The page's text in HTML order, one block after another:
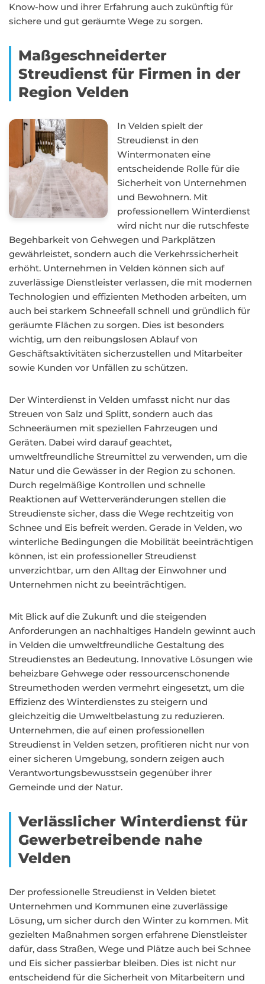
Know-how und ihrer Erfahrung auch zukünftig für
sichere und gut geräumte Wege zu sorgen.
Maßgeschneiderter
Streudienst für Firmen in der
Region Velden
In Velden spielt der
Streudienst in den
Wintermonaten eine
entscheidende Rolle für die
Sicherheit von Unternehmen
und Bewohnern. Mit
professionellem Winterdienst
wird nicht nur die rutschfeste
Begehbarkeit von Gehwegen und Parkplätzen
gewährleistet, sondern auch die Verkehrssicherheit
erhöht. Unternehmen in Velden können sich auf
zuverlässige Dienstleister verlassen, die mit modernen
Technologien und effizienten Methoden arbeiten, um
auch bei starkem Schneefall schnell und gründlich für
geräumte Flächen zu sorgen. Dies ist besonders
wichtig, um den reibungslosen Ablauf von
Geschäftsaktivitäten sicherzustellen und Mitarbeiter
sowie Kunden vor Unfällen zu schützen.
Der Winterdienst in Velden umfasst nicht nur das
Streuen von Salz und Splitt, sondern auch das
Schneeräumen mit speziellen Fahrzeugen und
Geräten. Dabei wird darauf geachtet,
umweltfreundliche Streumittel zu verwenden, um die
Natur und die Gewässer in der Region zu schonen.
Durch regelmäßige Kontrollen und schnelle
Reaktionen auf Wetterveränderungen stellen die
Streudienste sicher, dass die Wege rechtzeitig von
Schnee und Eis befreit werden. Gerade in Velden, wo
winterliche Bedingungen die Mobilität beeinträchtigen
können, ist ein professioneller Streudienst
unverzichtbar, um den Alltag der Einwohner und
Unternehmen nicht zu beeinträchtigen.
Mit Blick auf die Zukunft und die steigenden
Anforderungen an nachhaltiges Handeln gewinnt auch
in Velden die umweltfreundliche Gestaltung des
Streudienstes an Bedeutung. Innovative Lösungen wie
beheizbare Gehwege oder ressourcenschonende
Streumethoden werden vermehrt eingesetzt, um die
Effizienz des Winterdienstes zu steigern und
gleichzeitig die Umweltbelastung zu reduzieren.
Unternehmen, die auf einen professionellen
Streudienst in Velden setzen, profitieren nicht nur von
einer sicheren Umgebung, sondern zeigen auch
Verantwortungsbewusstsein gegenüber ihrer
Gemeinde und der Natur.
Verlässlicher Winterdienst für
Gewerbetreibende nahe
Velden
Der professionelle Streudienst in Velden bietet
Unternehmen und Kommunen eine zuverlässige
Lösung, um sicher durch den Winter zu kommen. Mit
gezielten Maßnahmen sorgen erfahrene Dienstleister
dafür, dass Straßen, Wege und Plätze auch bei Schnee
und Eis sicher passierbar bleiben. Dies ist nicht nur
entscheidend für die Sicherheit von Mitarbeitern und